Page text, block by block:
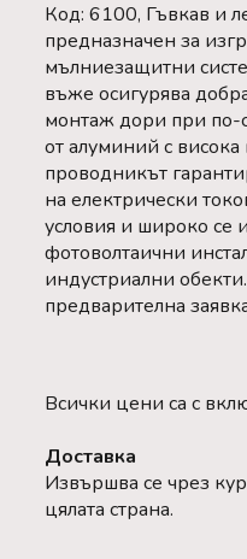
Код: 6100, Гъвкав и
предназначен за
мълниезащитни
въже осигурява
монтаж дори при по-
от алуминий с
проводникът
на електрически
условия и широко се
фотоволтаични
индустриални
предварителна
Всички цени са с
Доставка
Извършва се чрез
цялата страна.